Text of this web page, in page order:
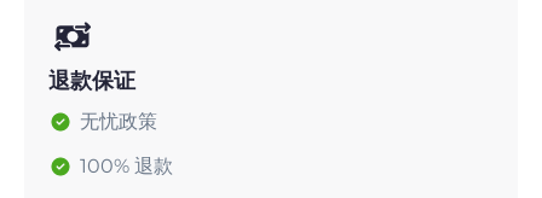
退款保证
无忧政策
100% 退款